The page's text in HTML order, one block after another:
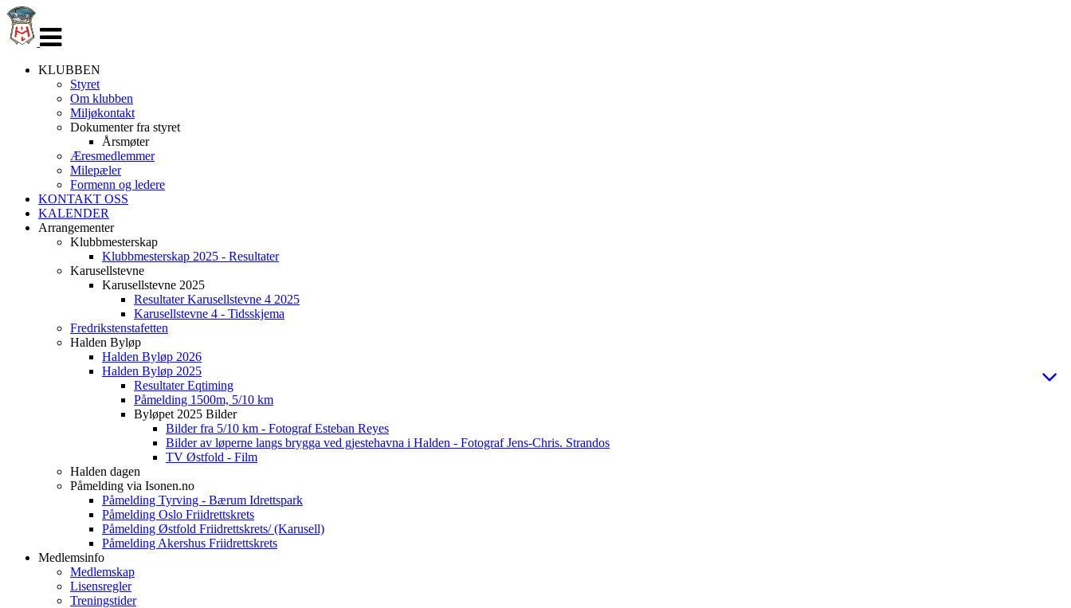
navigasjon
KLUBBEN
Styret
Om klubben
Miljøkontakt
Dokumenter fra styret
Årsmøter
Æresmedlemmer
Milepæler
Formenn og ledere
KONTAKT OSS
KALENDER
Arrangementer
Klubbmesterskap
Klubbmesterskap 2025 - Resultater
Karusellstevne
Karusellstevne 2025
Resultater Karusellstevne 4 2025
Karusellstevne 4 - Tidsskjema
Fredrikstenstafetten
Halden Byløp
Halden Byløp 2026
Halden Byløp 2025
Resultater Eqtiming
Påmelding 1500m, 5/10 km
Byløpet 2025 Bilder
Bilder fra 5/10 km - Fotograf Esteban Reyes
Bilder av løperne langs brygga ved gjestehavna i Halden - Fotograf Jens-Chris. Strandos
TV Østfold - Film
Halden dagen
Påmelding via Isonen.no
Påmelding Tyrving - Bærum Idrettspark
Påmelding Oslo Friidrettskrets
Påmelding Østfold Friidrettskrets/ (Karusell)
Påmelding Akershus Friidrettskrets
Medlemsinfo
Medlemskap
Lisensregler
Treningstider